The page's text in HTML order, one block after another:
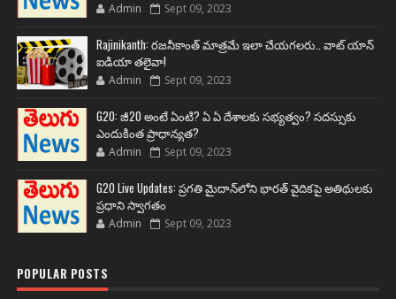
Admin Sept 09, 2023
Rajinikanth: రజనీకాంత్ మాత్రమే ఇలా చేయగలరు.. వాట్ యాన్
ఐడియా తలైవా!
Admin Sept 09, 2023
G20: జీ20 అంటే ఏంటి? ఏ ఏ దేశాలకు సభ్యత్వం? సదస్సుకు
ఎందుకింత ప్రాధాన్యత?
Admin Sept 09, 2023
G20 Live Updates: ప్రగతి మైదాన్‌లోని భారత్ వైదికపై అతిథులకు
ప్రధాని స్వాగతం
Admin Sept 09, 2023
POPULAR POSTS